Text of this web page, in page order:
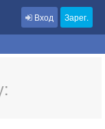
Вход Зарег.